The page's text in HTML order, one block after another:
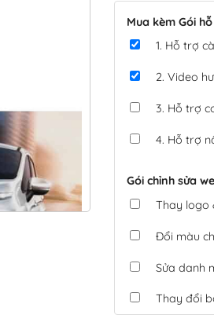
Mua kèm Gói
1. Hỗ trợ
2. Video
3. Hỗ trợ
4. Hỗ trợ
Gói chỉnh sửa
Thay logo
Đổi màu
Sửa danh
Thay đổi
Tích hợp